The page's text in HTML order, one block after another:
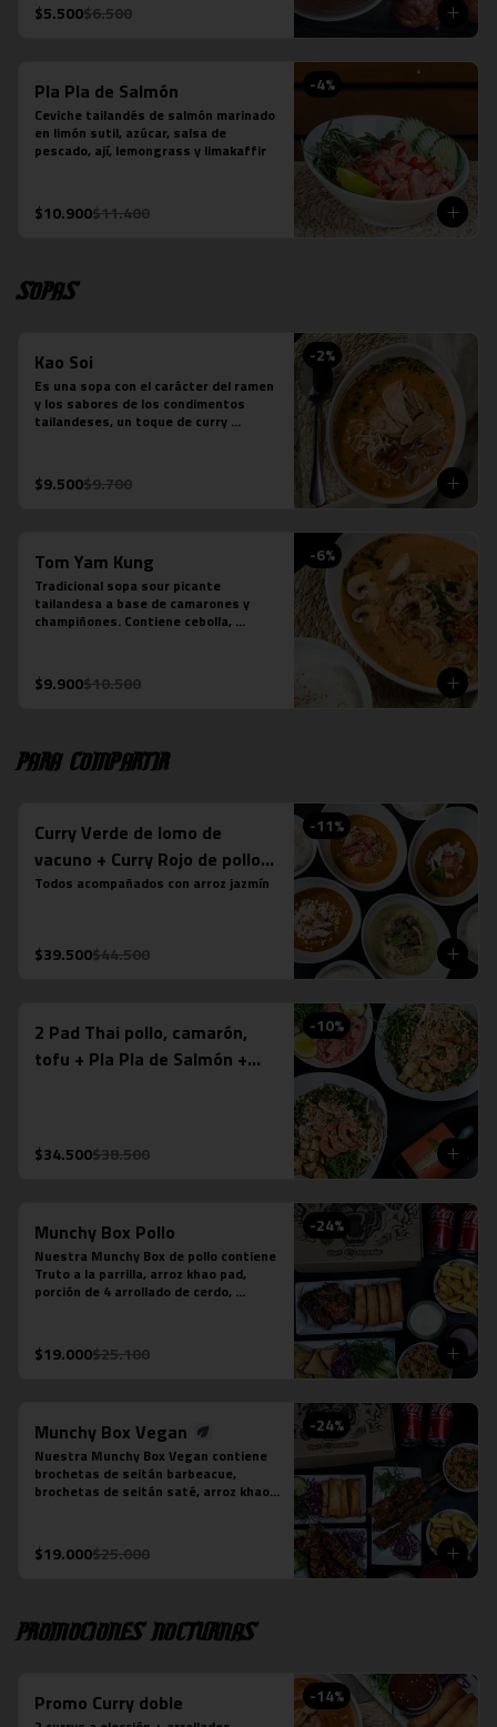
$5.500$6.500
-4%
Pla Pla de Salmón
Ceviche tailandés de salmón marinado
en limón sutil, azúcar, salsa de
pescado, ají, lemongrass y limakaffir
$10.900$11.400
Sopas
-2%
Kao Soi
Es una sopa con el carácter del ramen
y los sabores de los condimentos
tailandeses, un toque de curry
de tocino, cilantro, repollo cocido,
cebolla morada, fideos de huevo y
$9.500$9.700
-6%
Tom Yam Kung
Tradicional sopa sour picante
tailandesa a base de camarones y
champiñones. Contiene cebolla,
$9.900$10.500
Para compartir
-11%
Curry Verde de lomo de
vacuno + Curry Rojo de pollo +
Curry Panang + Curry
Todos acompañados con arroz jazmín
$39.500$44.500
-10%
2 Pad Thai pollo, camarón,
tofu + Pla Pla de Salmón +
$34.500$38.500
-24%
Munchy Box Pollo
Nuestra Munchy Box de pollo contiene
Truto a la parrilla, arroz khao pad,
porción de 4 arrollado de cerdo,
lata a tu elección.
$19.000$25.100
-24%
Munchy Box Vegan
Nuestra Munchy Box Vegan contiene
brochetas de seitán barbeacue,
brochetas de seitán saté, arroz khao
bebidas en lata a tu elección.
$19.000$25.000
Promociones nocturnas
-14%
Promo Curry doble